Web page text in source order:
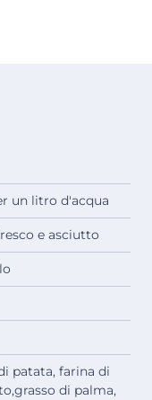
un litro d'acqua
e asciutto
patata, farina di
di palma,